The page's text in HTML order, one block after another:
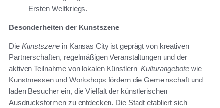
Ersten Weltkriegs.
Besonderheiten der Kunstszene
Die Kunstszene in Kansas City ist geprägt von kreativen
Partnerschaften, regelmäßigen Veranstaltungen und der
aktiven Teilnahme von lokalen Künstlern. Kulturangebote wie
Kunstmessen und Workshops fördern die Gemeinschaft und
laden Besucher ein, die Vielfalt der künstlerischen
Ausdrucksformen zu entdecken. Die Stadt etabliert sich